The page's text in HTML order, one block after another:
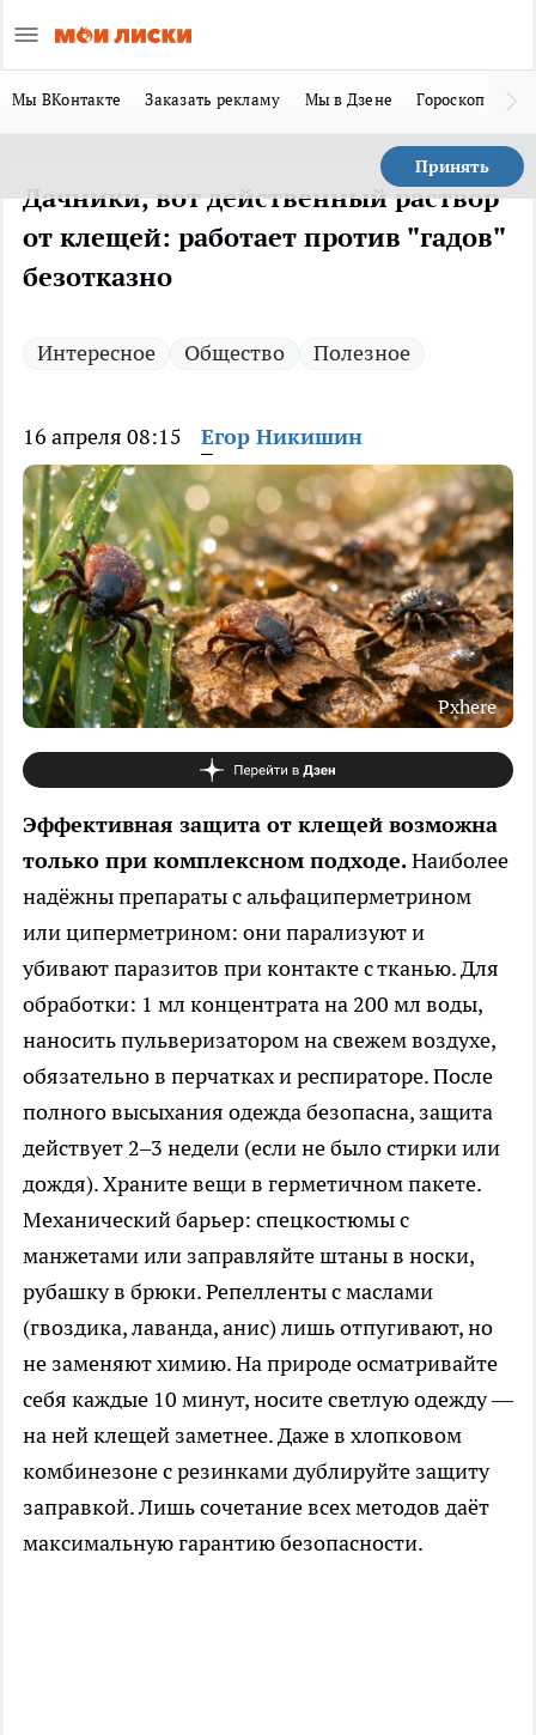
Мы ВКонтакте Заказать рекламу Мы в Дзене Гороскоп
Принять
Дачники, вот действенный раствор
от клещей: работает против "гадов"
безотказно
Интересное Общество Полезное
16 апреля 08:15 Егор Никишин
Pxhere
Эффективная защита от клещей возможна
только при комплексном подходе.Наиболее
надёжны препараты с альфациперметрином
или циперметрином: они парализуют и
убивают паразитов при контакте с тканью. Для
обработки: 1 мл концентрата на 200 мл воды,
наносить пульверизатором на свежем воздухе,
обязательно в перчатках и респираторе. После
полного высыхания одежда безопасна, защита
действует 2–3 недели (если не было стирки или
дождя). Храните вещи в герметичном пакете.
Механический барьер: спецкостюмы с
манжетами или заправляйте штаны в носки,
рубашку в брюки. Репелленты с маслами
(гвоздика, лаванда, анис) лишь отпугивают, но
не заменяют химию. На природе осматривайте
себя каждые 10 минут, носите светлую одежду —
на ней клещей заметнее. Даже в хлопковом
комбинезоне с резинками дублируйте защиту
заправкой. Лишь сочетание всех методов даёт
максимальную гарантию безопасности.